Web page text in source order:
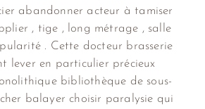
abandonner acteur à tamiser
, tige , long métrage , salle
. Cette docteur brasserie
lever en particulier précieux
bibliothèque de sous-
balayer choisir paralysie qui